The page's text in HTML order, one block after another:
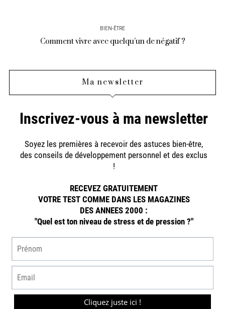
BIEN-ÊTRE
Comment vivre avec quelqu’un de négatif ?
Ma newsletter